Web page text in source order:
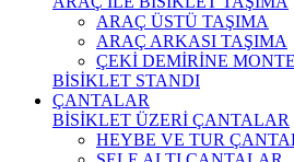
ARAÇ ÜSTÜ TAŞIMA
ARAÇ ARKASI TAŞIMA
ÇEKİ DEMİRİNE
BİSİKLET STANDI
ÇANTALAR
BİSİKLET ÜZERİ ÇANTALAR
HEYBE VE TUR